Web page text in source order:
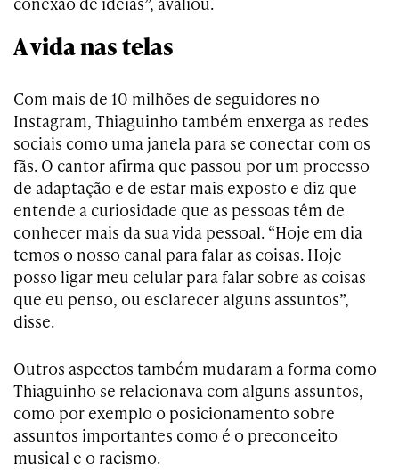
A vida nas telas
Com mais de 10 milhões de seguidores no
Instagram, Thiaguinho também enxerga as redes
sociais como uma janela para se conectar com os
fãs. O cantor afirma que passou por um processo
de adaptação e de estar mais exposto e diz que
entende a curiosidade que as pessoas têm de
conhecer mais da sua vida pessoal. “Hoje em dia
temos o nosso canal para falar as coisas. Hoje
posso ligar meu celular para falar sobre as coisas
que eu penso, ou esclarecer alguns assuntos”,
disse.
Outros aspectos também mudaram a forma como
Thiaguinho se relacionava com alguns assuntos,
como por exemplo o posicionamento sobre
assuntos importantes como é o preconceito
musical e o racismo.